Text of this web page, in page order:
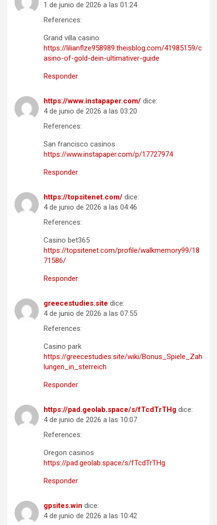
1 de junio de 2026 a las 01:24
References:
Grand villa casino
https://lilianflze958989.theisblog.com/41985159/c
asino-of-gold-dein-ultimativer-guide
Responder
https://www.instapaper.com/ dice:
4 de junio de 2026 a las 03:20
References:
San francisco casinos
https://www.instapaper.com/p/17727974
Responder
https://topsitenet.com/ dice:
4 de junio de 2026 a las 04:46
References:
Casino bet365
https://topsitenet.com/profile/walkmemory99/18
71586/
Responder
greecestudies.site dice:
4 de junio de 2026 a las 07:55
References:
Casino park
https://greecestudies.site/wiki/Bonus_Spiele_Zah
lungen_in_sterreich
Responder
https://pad.geolab.space/s/fTcdTrTHg dice:
4 de junio de 2026 a las 10:07
References:
Oregon casinos
https://pad.geolab.space/s/fTcdTrTHg
Responder
gpsites.win dice:
4 de junio de 2026 a las 10:42